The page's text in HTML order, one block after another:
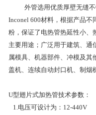
外管选用优质厚壁无缝
Inconel 600材料，根据产品
粉，保证了电热管热延性小、
主要用途；广泛用于建筑、通
属模具、机器部件、冲模及
盖机、连续自动封口机、制烟
U型翅片式加热管技术参数：
1.电压可设计为：12-440V